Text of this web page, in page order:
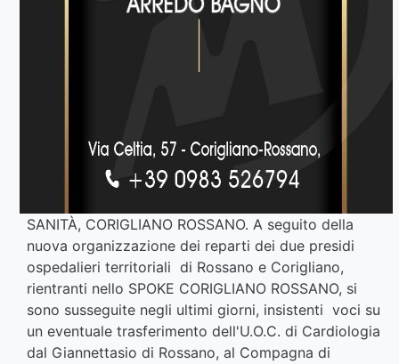
SANITÀ, CORIGLIANO ROSSANO. A seguito della
nuova organizzazione dei reparti dei due presidi
ospedalieri territoriali di Rossano e Corigliano,
rientranti nello SPOKE CORIGLIANO ROSSANO, si
sono susseguite negli ultimi giorni, insistenti voci su
un eventuale trasferimento dell'U.O.C. di Cardiologia
dal Giannettasio di Rossano, al Compagna di